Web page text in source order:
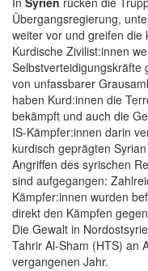
Übergangsregierung,
weiter vor und greifen die
Kurdische Zivilist:innen
Selbstverteidigungskräfte
von unfassbarer
haben Kurd:innen die
bekämpft und auch die
IS-Kämpfer:innen darin
kurdisch geprägten
Angriffen des syrischen
sind aufgegangen:
Kämpfer:innen wurden
direkt den Kämpfen
Die Gewalt in
Tahrir Al-Sham (HTS) an
vergangenen Jahr.